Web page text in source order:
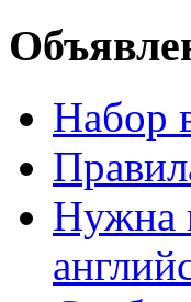
Набор
Нужна